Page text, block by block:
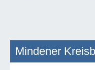
Mindener